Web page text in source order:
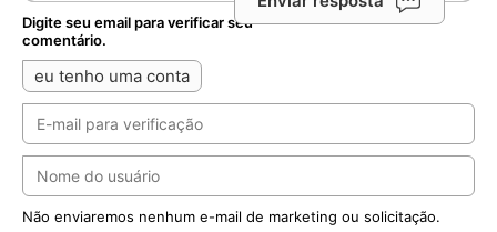
Não enviaremos nenhum e-mail de marketing ou solicitação.
Enviar